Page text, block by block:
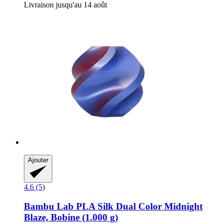
Livraison jusqu'au 14 août
Ajouter
4.6 (5)
Bambu Lab PLA Silk Dual Color Midnight
Blaze, Bobine (1.000 g)